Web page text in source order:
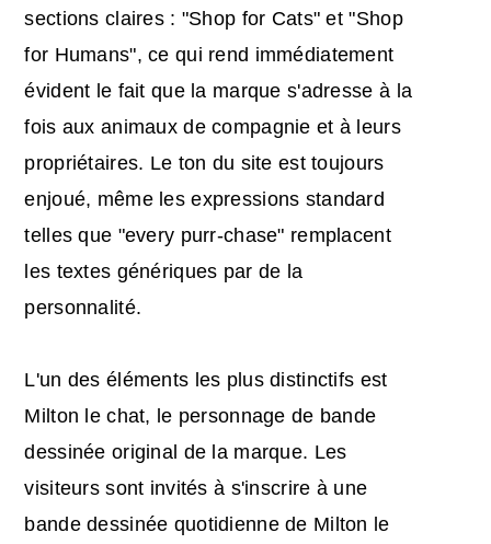
sections claires : "Shop for Cats" et "Shop
for Humans", ce qui rend immédiatement
évident le fait que la marque s'adresse à la
fois aux animaux de compagnie et à leurs
propriétaires. Le ton du site est toujours
enjoué, même les expressions standard
telles que "every purr-chase" remplacent
les textes génériques par de la
personnalité.
L'un des éléments les plus distinctifs est
Milton le chat, le personnage de bande
dessinée original de la marque. Les
visiteurs sont invités à s'inscrire à une
bande dessinée quotidienne de Milton le